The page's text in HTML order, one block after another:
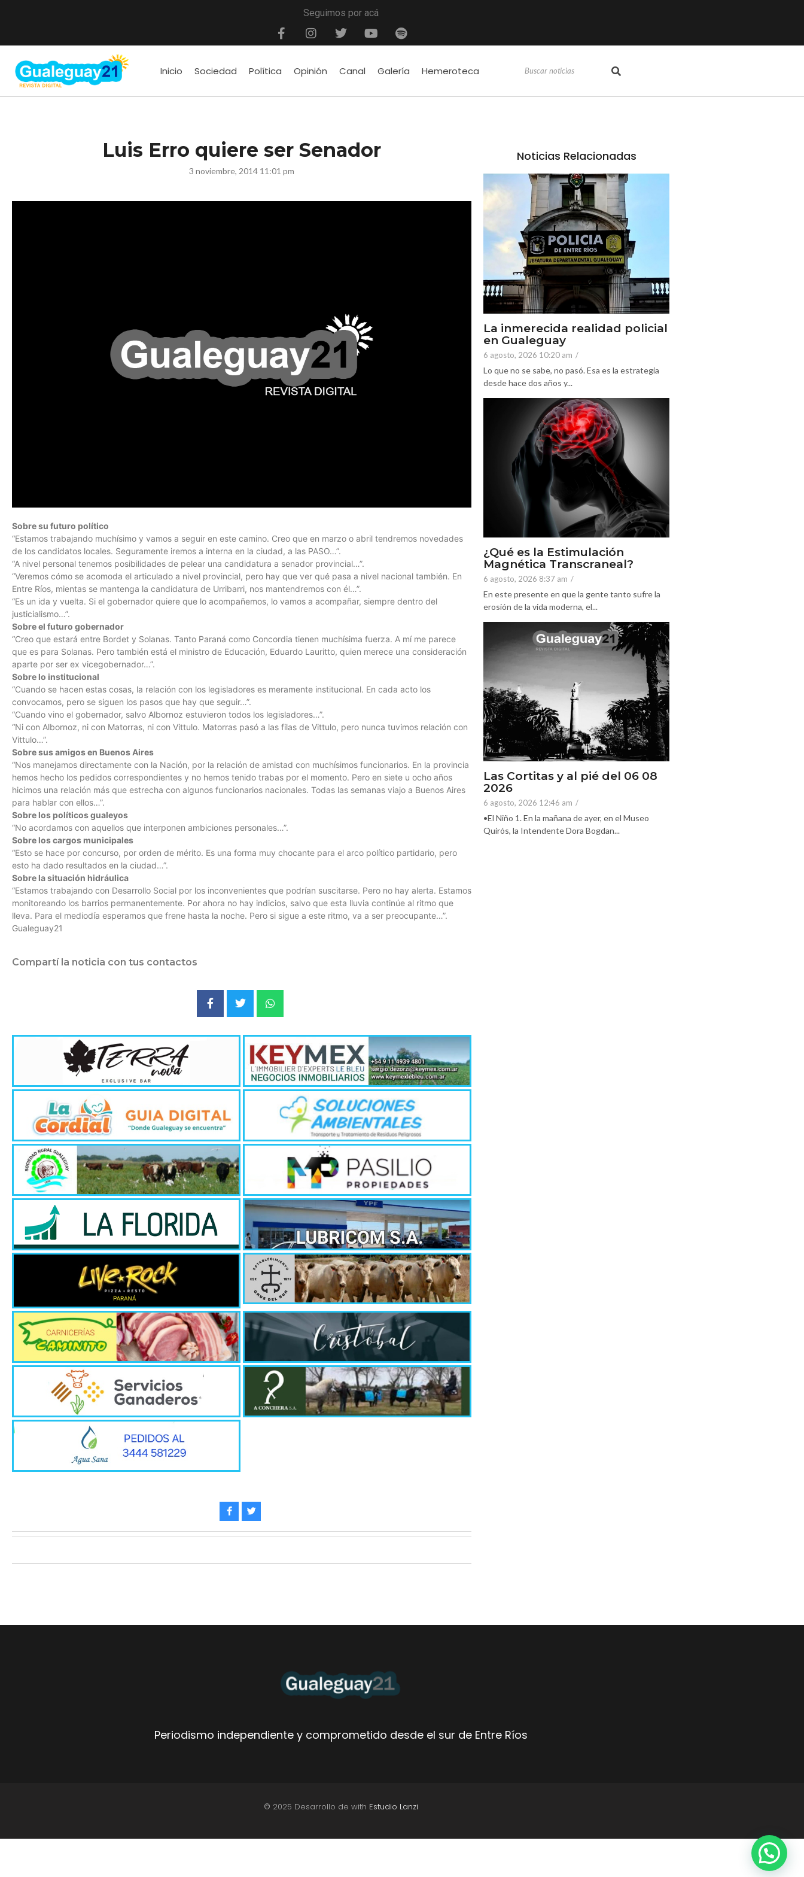
Seguimos por acá
Inicio Sociedad Política Opinión Canal Galería Hemeroteca
Luis Erro quiere ser Senador
3 noviembre, 2014 11:01 pm
Sobre su futuro político
“Estamos trabajando muchísimo y vamos a seguir en este camino. Creo que en marzo o abril tendremos novedades
de los candidatos locales. Seguramente iremos a interna en la ciudad, a las PASO…”.
“A nivel personal tenemos posibilidades de pelear una candidatura a senador provincial…”.
“Veremos cómo se acomoda el articulado a nivel provincial, pero hay que ver qué pasa a nivel nacional también. En
Entre Ríos, mientas se mantenga la candidatura de Urribarri, nos mantendremos con él…”.
“Es un ida y vuelta. Si el gobernador quiere que lo acompañemos, lo vamos a acompañar, siempre dentro del
justicialismo…”.
Sobre el futuro gobernador
“Creo que estará entre Bordet y Solanas. Tanto Paraná como Concordia tienen muchísima fuerza. A mí me parece
que es para Solanas. Pero también está el ministro de Educación, Eduardo Lauritto, quien merece una consideración
aparte por ser ex vicegobernador…”.
Sobre lo institucional
“Cuando se hacen estas cosas, la relación con los legisladores es meramente institucional. En cada acto los
convocamos, pero se siguen los pasos que hay que seguir…”.
“Cuando vino el gobernador, salvo Albornoz estuvieron todos los legisladores…”.
“Ni con Albornoz, ni con Matorras, ni con Vittulo. Matorras pasó a las filas de Vittulo, pero nunca tuvimos relación con
Vittulo…”.
Sobre sus amigos en Buenos Aires
“Nos manejamos directamente con la Nación, por la relación de amistad con muchísimos funcionarios. En la provincia
hemos hecho los pedidos correspondientes y no hemos tenido trabas por el momento. Pero en siete u ocho años
hicimos una relación más que estrecha con algunos funcionarios nacionales. Todas las semanas viajo a Buenos Aires
para hablar con ellos…”.
Sobre los políticos gualeyos
“No acordamos con aquellos que interponen ambiciones personales…”.
Sobre los cargos municipales
“Esto se hace por concurso, por orden de mérito. Es una forma muy chocante para el arco político partidario, pero
esto ha dado resultados en la ciudad…”.
Sobre la situación hidráulica
“Estamos trabajando con Desarrollo Social por los inconvenientes que podrían suscitarse. Pero no hay alerta. Estamos
monitoreando los barrios permanentemente. Por ahora no hay indicios, salvo que esta lluvia continúe al ritmo que
lleva. Para el mediodía esperamos que frene hasta la noche. Pero si sigue a este ritmo, va a ser preocupante…”.
Gualeguay21
Compartí la noticia con tus contactos
Noticias Relacionadas
La inmerecida realidad policial
en Gualeguay
6 agosto, 2026 10:20 am /
Lo que no se sabe, no pasó. Esa es la estrategia
desde hace dos años y...
¿Qué es la Estimulación
Magnética Transcraneal?
6 agosto, 2026 8:37 am /
En este presente en que la gente tanto sufre la
erosión de la vida moderna, el...
Las Cortitas y al pié del 06 08
2026
6 agosto, 2026 12:46 am /
•El Niño 1. En la mañana de ayer, en el Museo
Quirós, la Intendente Dora Bogdan...
Periodismo independiente y comprometido desde el sur de Entre Ríos
© 2025 Desarrollo de with Estudio Lanzi